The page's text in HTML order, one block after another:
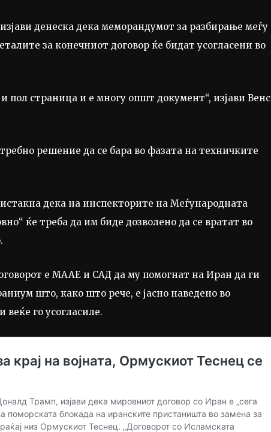
денеска дека меморандумот за разбирање меѓу
за конечниот договор ќе бидат усогласени во
пол страница и е многу општ документ“, изјави Венс
решение да се бара во фазата на техничките
дека на инспекторите на Меѓународната
ќе треба да им биде дозволено да се вратат во
е МААЕ и САД да му помогнат на Иран да ги
што, како што рече, е јасно наведено во
го усогласиле.